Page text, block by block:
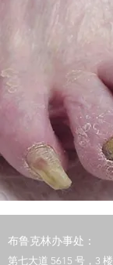
布鲁克林办事处：
第七大道 5615 号，3 楼